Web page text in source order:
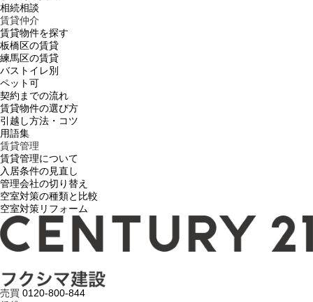
相続相談
賃貸仲介
賃貸物件を探す
板橋区の賃貸
練馬区の賃貸
バストイレ別
ペット可
契約までの流れ
賃貸物件の選び方
引越し方法・コツ
用語集
賃貸管理
賃貸管理について
入居条件の見直し
管理会社の切り替え
空室対策の種類と比較
空室対策リフォーム
売買 0120-800-844